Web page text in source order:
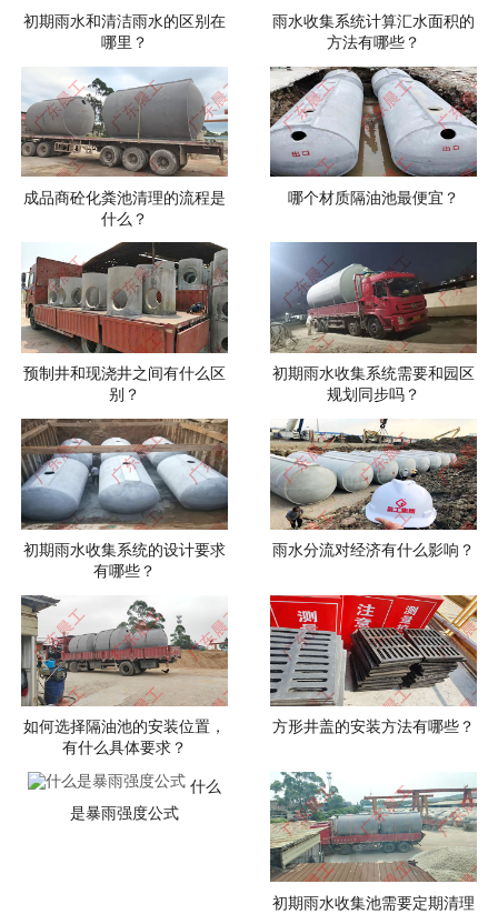
初期雨水和清洁雨水的区别在
哪里？
雨水收集系统计算汇水面积的
方法有哪些？
成品商砼化粪池清理的流程是
什么？
哪个材质隔油池最便宜？
预制井和现浇井之间有什么区
别？
初期雨水收集系统需要和园区
规划同步吗？
初期雨水收集系统的设计要求
有哪些？
雨水分流对经济有什么影响？
如何选择隔油池的安装位置，
有什么具体要求？
方形井盖的安装方法有哪些？
什么
是暴雨强度公式
初期雨水收集池需要定期清理